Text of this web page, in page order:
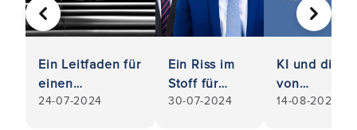
Ein Leitfaden für
einen
durchsetzbaren
24-07-2024
Ein Riss im
Stoff für
Bekleidung:
30-07-2024
KI und die
von
14-08-2024
VORHERIGE WEITER